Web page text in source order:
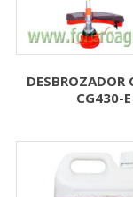
DESBROZADOR
CG430-E